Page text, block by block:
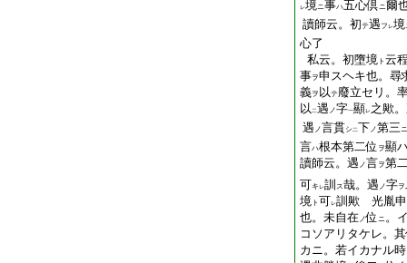
レ境ニ事ハ五心倶ニ爾
讀師云。初テ遇 フ レ境
心了
私云。初墮境 ト 云
事ヲ申スヘキ也。尋
義ヲ 以テ廢立セリ。
以 二遇 ノ字一顯レ之歟
遇 ノ言貫シ二下ノ第三ニ
言ハ根本第二位 ヲ顯
讀師云。遇 ノ言ヲ第
可キ レ訓 ス哉。遇 ノ字ヲ
境 ト 可レ訓歟 光胤申
也。未自在ノ位 ニ。
コソアリタケレ。
カニ。若イカナル